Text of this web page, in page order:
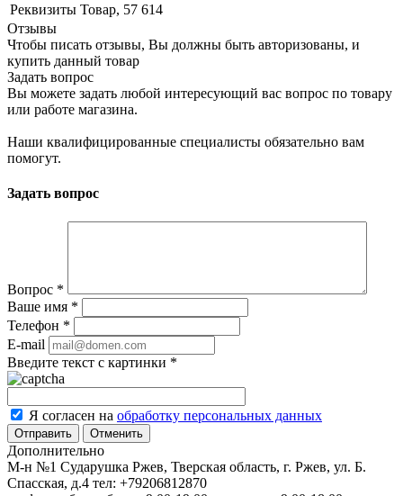
Реквизиты Товар, 57 614
Отзывы
Чтобы писать отзывы, Вы должны быть авторизованы, и
купить данный товар
Задать вопрос
Вы можете задать любой интересующий вас вопрос по товару
или работе магазина.
Наши квалифицированные специалисты обязательно вам
помогут.
Задать вопрос
Вопрос *
Ваше имя *
Телефон *
E-mail
Введите текст с картинки *
Я согласен на обработку персональных данных
Отменить
Дополнительно
М-н №1 Сударушка Ржев, Тверская область, г. Ржев, ул. Б.
Спасская, д.4 тел: +79206812870